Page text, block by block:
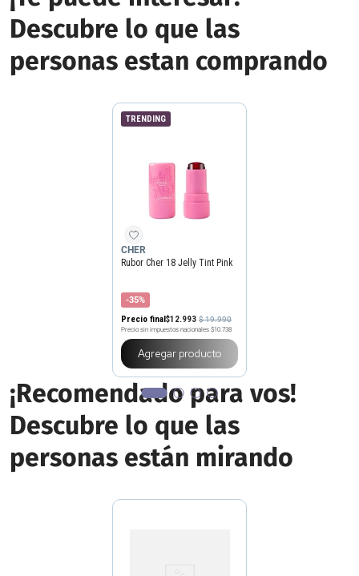
Descubre lo que las
personas estan comprando
TRENDING
CHER
Rubor Cher 18 Jelly Tint Pink
-35%
Precio final$12.993 $19.990
Precio sin impuestos nacionales $10.738
Agregar producto
¡Recomendado para vos!
Descubre lo que las
personas están mirando